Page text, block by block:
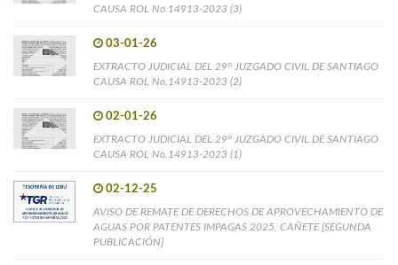
CAUSA ROL No.14913-2023 (3)
03-01-26
EXTRACTO JUDICIAL DEL 29° JUZGADO CIVIL DE SANTIAGO
CAUSA ROL No.14913-2023 (2)
02-01-26
EXTRACTO JUDICIAL DEL 29° JUZGADO CIVIL DE SANTIAGO
CAUSA ROL No.14913-2023 (1)
02-12-25
AVISO DE REMATE DE DERECHOS DE APROVECHAMIENTO DE
AGUAS POR PATENTES IMPAGAS 2025, CAÑETE [SEGUNDA
PUBLICACIÓN]